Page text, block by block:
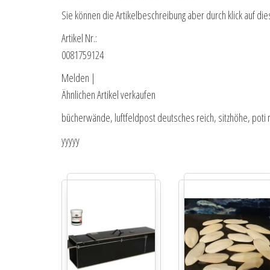
Sie können die Artikelbeschreibung aber durch klick auf
Artikel Nr.:
0081759124
Melden |
Ähnlichen Artikel verkaufen
bücherwände, luftfeldpost deutsches reich, sitzhöhe, poti
yyyyy